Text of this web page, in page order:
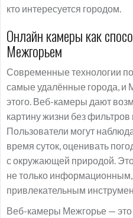
кто интересуется городом.
Онлайн камеры как
Межгорьем
Современные технологии
самые удалённые города, и
этого. Веб-камеры дают
картину жизни без
Пользователи могут
время суток, оценивать
с окружающей природой.
не только информационным,
привлекательным
Веб-камеры Межгорье —